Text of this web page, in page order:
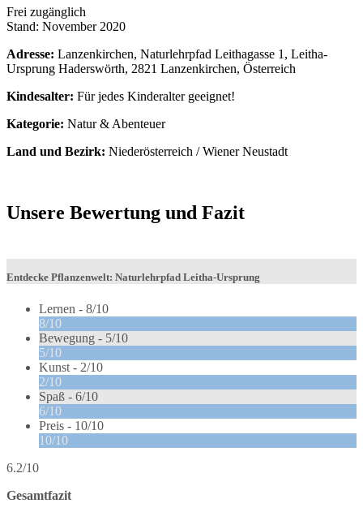
Frei zugänglich
Stand: November 2020
Adresse: Lanzenkirchen, Naturlehrpfad Leithagasse 1, Leitha-
Ursprung Haderswörth, 2821 Lanzenkirchen, Österreich
Kindesalter: Für jedes Kinderalter geeignet!
Kategorie: Natur & Abenteuer
Land und Bezirk: Niederösterreich / Wiener Neustadt
Unsere Bewertung und Fazit
Entdecke Pflanzenwelt: Naturlehrpfad Leitha-Ursprung
Lernen - 8/10
8/10
Bewegung - 5/10
5/10
Kunst - 2/10
2/10
Spaß - 6/10
6/10
Preis - 10/10
10/10
6.2/10
Gesamtfazit